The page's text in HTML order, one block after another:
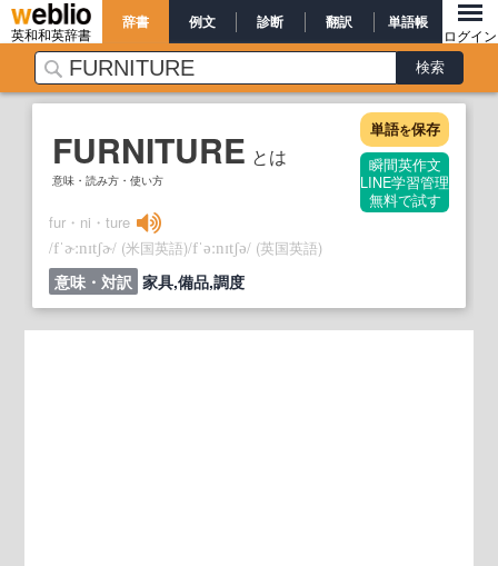
英和和英辞書
辞書 例文 診断 翻訳 単語帳
ログイン
FURNITURE とは
意味・読み方・使い方
単語を保存
瞬間英作文
LINE学習管理
無料で試す
fur・ni・ture
/fˈɚːnɪtʃɚ/ (米国英語)/fˈəːnɪtʃə/ (英国英語)
意味・対訳 家具,備品,調度